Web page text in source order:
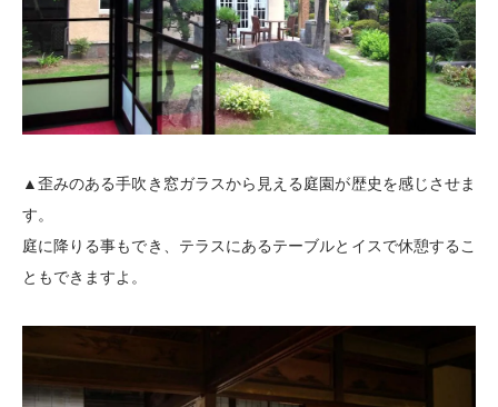
▲歪みのある手吹き窓ガラスから見える庭園が歴史を感じさせま
す。
庭に降りる事もでき、テラスにあるテーブルとイスで休憩するこ
ともできますよ。